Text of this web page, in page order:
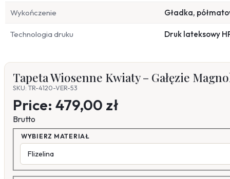
Wykończenie Gładka,
Technologia druku Druk lateksowy
Tapeta Wiosenne Kwiaty – Gałęzie
SKU: TR-4120-VER-53
Price: 479,00 zł
Brutto
WYBIERZ MATERIAŁ